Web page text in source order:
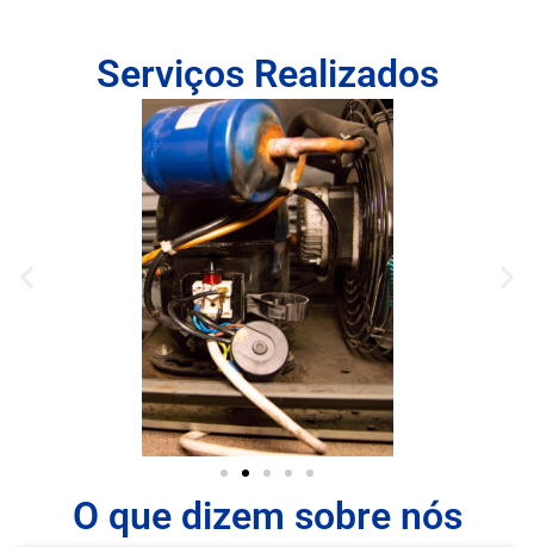
Serviços Realizados
O que dizem sobre nós